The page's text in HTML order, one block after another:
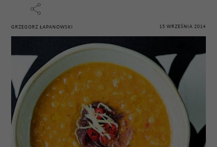
GRZEGORZ ŁAPANOWSKI 15 WRZEŚNIA 2014